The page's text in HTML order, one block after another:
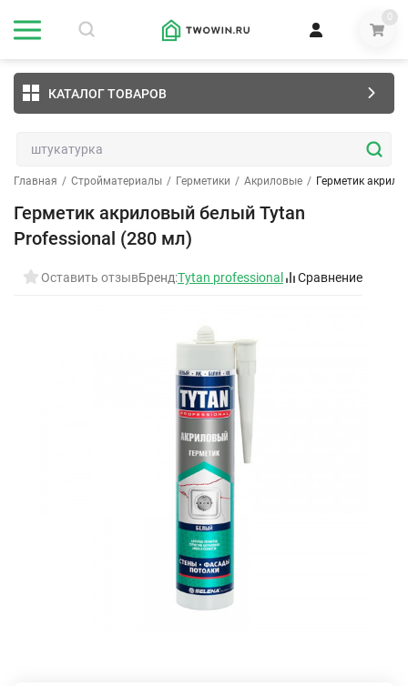
0
КАТАЛОГ ТОВАРОВ
Главная / Стройматериалы / Герметики / Акриловые / Герметик
Герметик акриловый белый Tytan
Professional (280 мл)
Оставить отзывБренд:Tytan professional Сравнение